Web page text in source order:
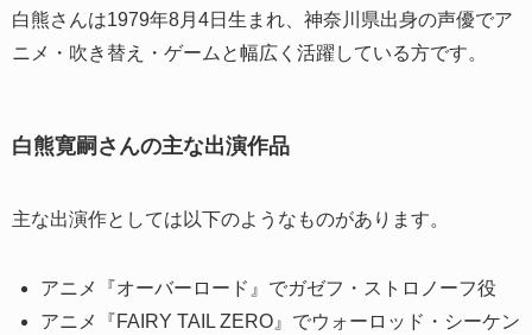
白熊さんは1979年8月4日生まれ、神奈川県出身の声優でア
ニメ・吹き替え・ゲームと幅広く活躍している方です。
白熊寛嗣さんの主な出演作品
主な出演作としては以下のようなものがあります。
アニメ『オーバーロード』でガゼフ・ストロノーフ役
アニメ『FAIRY TAIL ZERO』でウォーロッド・シーケン